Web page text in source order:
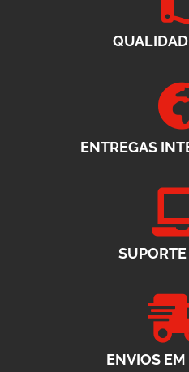
ENTREGAS
ENVIOS